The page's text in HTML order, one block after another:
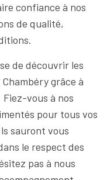
confiance à nos
de qualité,
de découvrir les
grâce à
Fiez-vous à nos
pour tous vos
sauront vous
le respect des
pas à nous